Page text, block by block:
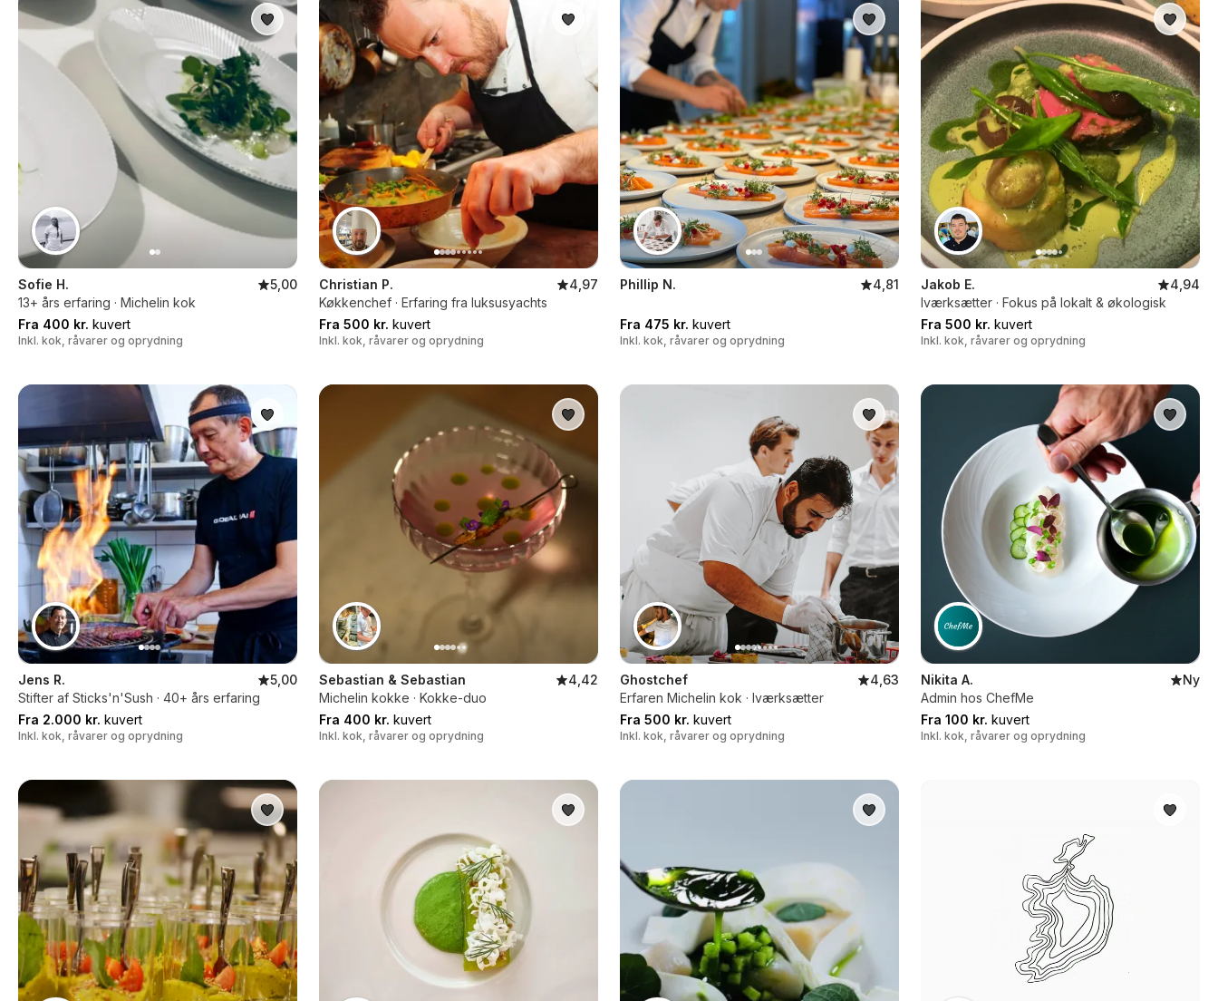
Sofie H.
5,00
13+ års erfaring · Michelin kok
Fra 400 kr. kuvert
Inkl. kok, råvarer og oprydning
Christian P.
4,97
Køkkenchef · Erfaring fra luksusyachts
Fra 500 kr. kuvert
Inkl. kok, råvarer og oprydning
Phillip N. 4,81
Fra 475 kr. kuvert
Inkl. kok, råvarer og oprydning
Jakob E.
4,94
Iværksætter · Fokus på lokalt & økologisk
Fra 500 kr. kuvert
Inkl. kok, råvarer og oprydning
Jens R.
5,00
Stifter af Sticks'n'Sush · 40+ års erfaring
Fra 2.000 kr. kuvert
Inkl. kok, råvarer og oprydning
Sebastian & Sebastian
4,42
Michelin kokke · Kokke-duo
Fra 400 kr. kuvert
Inkl. kok, råvarer og oprydning
Ghostchef
4,63
Erfaren Michelin kok · Iværksætter
Fra 500 kr. kuvert
Inkl. kok, råvarer og oprydning
Nikita A.
Ny
Admin hos ChefMe
Fra 100 kr. kuvert
Inkl. kok, råvarer og oprydning